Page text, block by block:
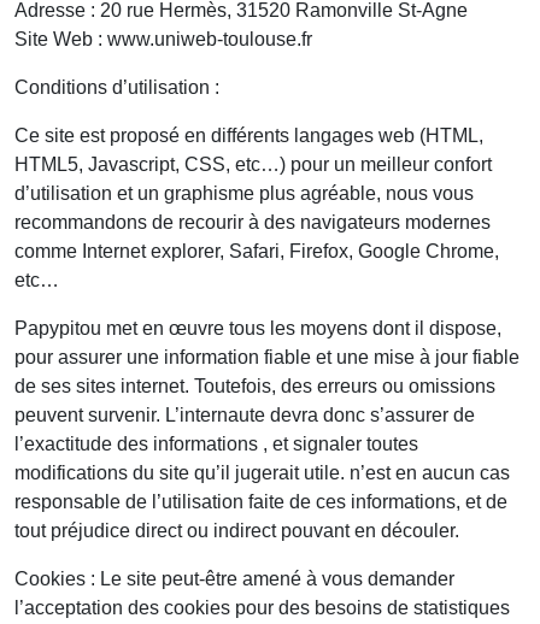
Adresse : 20 rue Hermès, 31520 Ramonville St-Agne
Site Web : www.uniweb-toulouse.fr
Conditions d’utilisation :
Ce site est proposé en différents langages web (HTML,
HTML5, Javascript, CSS, etc…) pour un meilleur confort
d’utilisation et un graphisme plus agréable, nous vous
recommandons de recourir à des navigateurs modernes
comme Internet explorer, Safari, Firefox, Google Chrome,
etc…
Papypitou met en œuvre tous les moyens dont il dispose,
pour assurer une information fiable et une mise à jour fiable
de ses sites internet. Toutefois, des erreurs ou omissions
peuvent survenir. L’internaute devra donc s’assurer de
l’exactitude des informations , et signaler toutes
modifications du site qu’il jugerait utile. n’est en aucun cas
responsable de l’utilisation faite de ces informations, et de
tout préjudice direct ou indirect pouvant en découler.
Cookies : Le site peut-être amené à vous demander
l’acceptation des cookies pour des besoins de statistiques